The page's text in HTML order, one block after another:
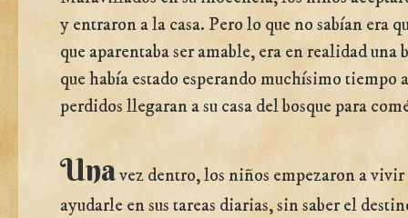
y entraron a la casa. Pero lo que no sabían era
que aparentaba ser amable, era en realidad una
que había estado esperando muchísimo tiempo
perdidos llegaran a su casa del bosque para
Unavez dentro, los niños empezaron a vivir
ayudarle en sus tareas diarias, sin saber el